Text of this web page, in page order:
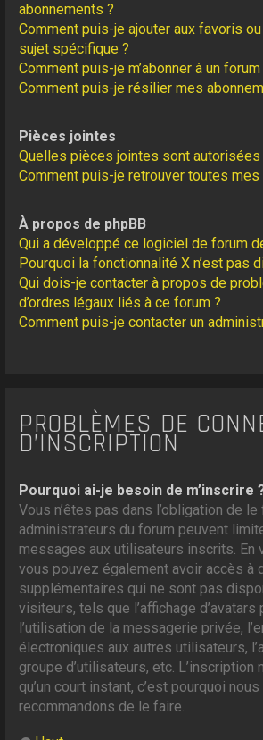
abonnements ?
Comment puis-je ajouter aux favoris ou
sujet spécifique ?
Comment puis-je m’abonner à un
Comment puis-je résilier mes
Pièces jointes
Quelles pièces jointes sont autorisées
Comment puis-je retrouver toutes
À propos de phpBB
Qui a développé ce logiciel de forum
Pourquoi la fonctionnalité X n’est pas
Qui dois-je contacter à propos de
d’ordres légaux liés à ce forum ?
Comment puis-je contacter un
PROBLÈMES DE
D’INSCRIPTION
Pourquoi ai-je besoin de m’inscrire
Vous n’êtes pas dans l’obligation de
administrateurs du forum peuvent
messages aux utilisateurs inscrits. En
vous pouvez également avoir accès à
supplémentaires qui ne sont pas
visiteurs, tels que l’affichage
l’utilisation de la messagerie privée,
électroniques aux autres utilisateurs,
groupe d’utilisateurs, etc. L’inscription
qu’un court instant, c’est pourquoi
recommandons de le faire.